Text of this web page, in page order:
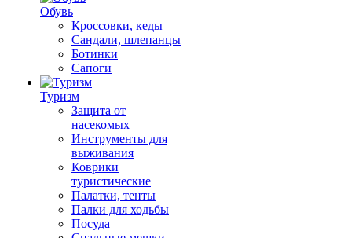
Обувь
Кроссовки, кеды
Сандали, шлепанцы
Ботинки
Сапоги
Туризм
Защита от
насекомых
Инструменты для
выживания
Коврики
туристические
Палатки, тенты
Палки для ходьбы
Посуда